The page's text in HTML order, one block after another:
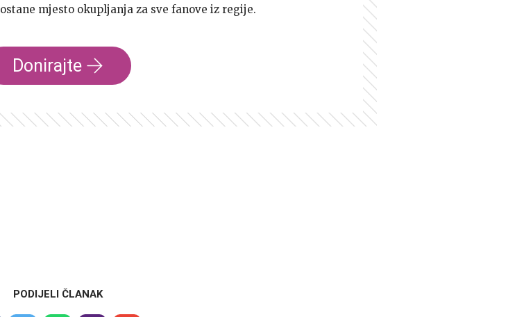
ostane mjesto okupljanja za sve fanove iz regije.
Donirajte
PODIJELI ČLANAK